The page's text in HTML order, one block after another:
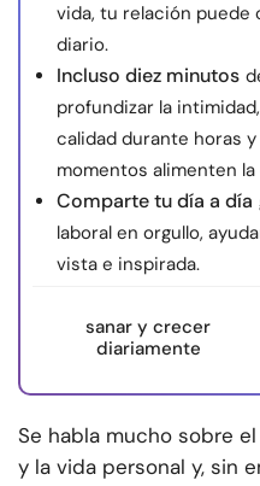
vida, tu relación
diario.
Incluso diez minutos
profundizar la
calidad durante horas
momentos alimenten
Comparte tu día a día
laboral en orgullo,
vista e inspirada.
sanar y crecer
diariamente
Se habla mucho sobre
y la vida personal y, sin